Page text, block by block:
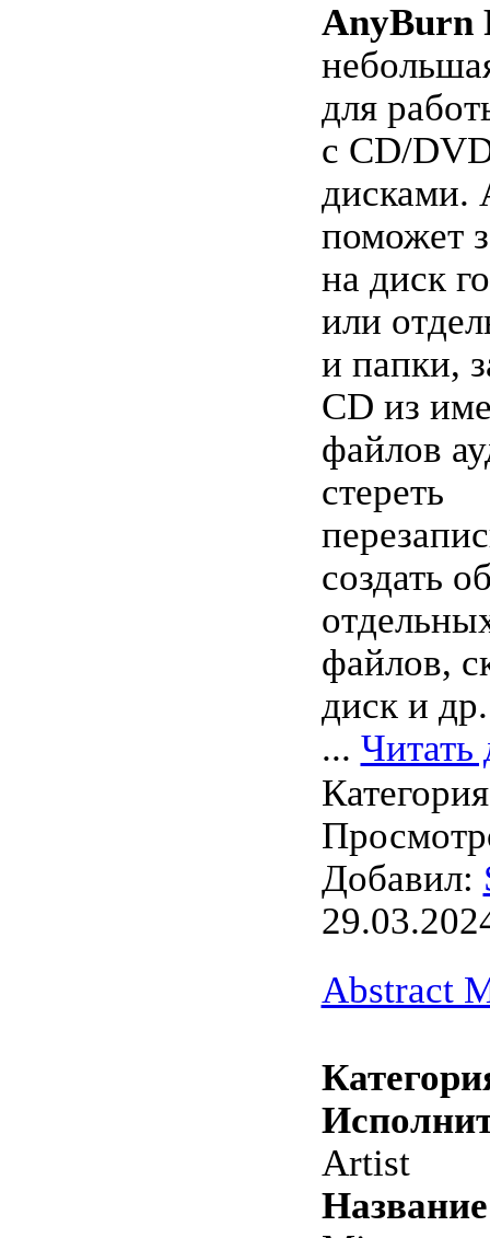
AnyBurn
для
с CD/
дисками.
поможет
на диск
или
и папки,
CD из
файлов
стереть
создать
файлов,
диск и
... Читать
Добавил:
Abstract
Artist